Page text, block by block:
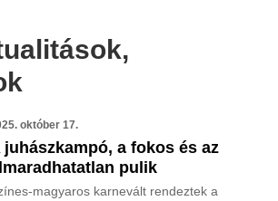
október 17.
juhászkampó, a fokos és az
pulik
magyaros karnevált rendeztek a